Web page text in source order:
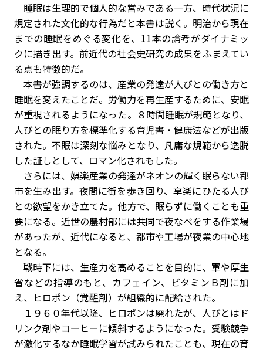
睡眠は生理的で個人的な営みである一方、時代状況に
規定された文化的な行為だと本書は説く。明治から現在
までの睡眠をめぐる変化を、11本の論考がダイナミッ
クに描き出す。前近代の社会史研究の成果をふまえてい
る点も特徴的だ。
本書が強調するのは、産業の発達が人びとの働き方と
睡眠を変えたことだ。労働力を再生産するために、安眠
が重視されるようになった。８時間睡眠が規範となり、
人びとの眠り方を標準化する育児書・健康法などが出版
された。不眠は深刻な悩みとなり、凡庸な規範から逸脱
した証しとして、ロマン化されもした。
さらには、娯楽産業の発達がネオンの輝く眠らない都
市を生み出す。夜間に街を歩き回り、享楽にひたる人び
との欲望をかき立てた。他方で、眠らずに働くことも重
要になる。近世の農村部には共同で夜なべをする作業場
があったが、近代になると、都市や工場が夜業の中心地
となる。
戦時下には、生産力を高めることを目的に、軍や厚生
省などの指導のもと、カフェイン、ビタミンＢ剤に加
え、ヒロポン（覚醒剤）が組織的に配給された。
１９６０年代以降、ヒロポンは廃れたが、人びとはド
リンク剤やコーヒーに傾斜するようになった。受験競争
が激化するなか睡眠学習が試みられたことも、現在の育